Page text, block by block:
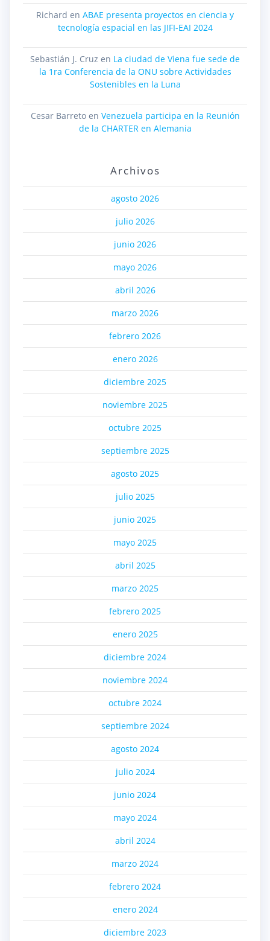
Richard en ABAE presenta proyectos en ciencia y
tecnología espacial en las JIFI-EAI 2024
Sebastián J. Cruz en La ciudad de Viena fue sede de
la 1ra Conferencia de la ONU sobre Actividades
Sostenibles en la Luna
Cesar Barretoen Venezuela participa en la Reunión
de la CHARTER en Alemania
Archivos
agosto 2026
julio 2026
junio 2026
mayo 2026
abril 2026
marzo 2026
febrero 2026
enero 2026
diciembre 2025
noviembre 2025
octubre 2025
septiembre 2025
agosto 2025
julio 2025
junio 2025
mayo 2025
abril 2025
marzo 2025
febrero 2025
enero 2025
diciembre 2024
noviembre 2024
octubre 2024
septiembre 2024
agosto 2024
julio 2024
junio 2024
mayo 2024
abril 2024
marzo 2024
febrero 2024
enero 2024
diciembre 2023